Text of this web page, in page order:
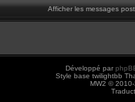
Afficher les messages
Développé par
Style base twilightbb
MW2 ©